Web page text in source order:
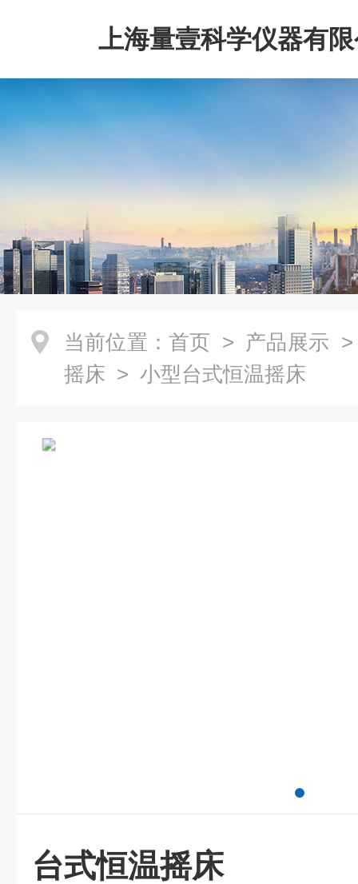
上海量壹科学仪器有
当前位置： 首页 > 产品展示
摇床 > 小型台式恒温摇床
台式恒温摇床